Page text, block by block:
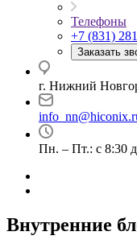
Телефоны
+7 (831)
Заказать
г. Нижний
Пн. – Пт.: с 8:30
Внутренние